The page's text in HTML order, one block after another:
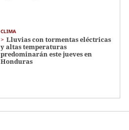
CLIMA
Lluvias con tormentas eléctricas
y altas temperaturas
predominarán este jueves en
Honduras